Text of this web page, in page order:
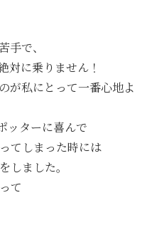
手で、
対に乗りません！
が私にとって一番心地よ
ッターに喜んで
てしまった時には
しました。
て